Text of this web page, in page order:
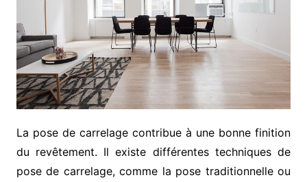
La pose de carrelage contribue à une bonne finition
du revêtement. Il existe différentes techniques de
pose de carrelage, comme la pose traditionnelle ou